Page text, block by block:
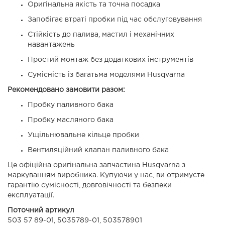
Оригінальна якість та точна посадка
Запобігає втраті пробки під час обслуговування
Стійкість до палива, мастил і механічних
навантажень
Простий монтаж без додаткових інструментів
Сумісність із багатьма моделями Husqvarna
Рекомендовано замовити разом:
Пробку паливного бака
Пробку масляного бака
Ущільнювальне кільце пробки
Вентиляційний клапан паливного бака
Це офіційна оригінальна запчастина Husqvarna з
маркуванням виробника. Купуючи у нас, ви отримуєте
гарантію сумісності, довговічності та безпеки
експлуатації.
Поточний артикул
503 57 89-01, 5035789-01, 503578901